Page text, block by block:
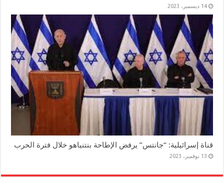
14 ديسمبر، 2023
قناة إسرائيلية: “جانتس” يرفض الإطاحة بنتنياهو خلال فترة الحرب
13 نوفمبر، 2023